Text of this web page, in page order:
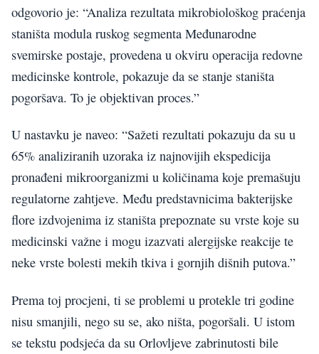
odgovorio je: “Analiza rezultata mikrobiološkog praćenja
staništa modula ruskog segmenta Međunarodne
svemirske postaje, provedena u okviru operacija redovne
medicinske kontrole, pokazuje da se stanje staništa
pogoršava. To je objektivan proces.”
U nastavku je naveo: “Sažeti rezultati pokazuju da su u
65% analiziranih uzoraka iz najnovijih ekspedicija
pronađeni mikroorganizmi u količinama koje premašuju
regulatorne zahtjeve. Među predstavnicima bakterijske
flore izdvojenima iz staništa prepoznate su vrste koje su
medicinski važne i mogu izazvati alergijske reakcije te
neke vrste bolesti mekih tkiva i gornjih dišnih putova.”
Prema toj procjeni, ti se problemi u protekle tri godine
nisu smanjili, nego su se, ako ništa, pogoršali. U istom
se tekstu podsjeća da su Orlovljeve zabrinutosti bile